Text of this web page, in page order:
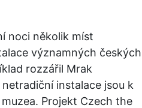
noci několik míst
významných českých
rozzářil Mrak
instalace jsou k
Projekt Czech the